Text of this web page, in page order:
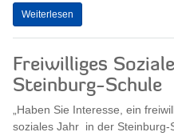
Weiterlesen
Freiwilliges
Steinburg-Schule
„Haben Sie Interesse, ein
soziales Jahr in der Steinburg-